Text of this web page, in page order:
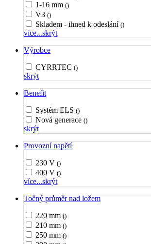
1-16 mm ()
V3 ()
Skladem - ihned k odeslání ()
více...skrýt
Výrobce
CYRRTEC ()
skrýt
Benefit
Systém ELS ()
Nová generace ()
skrýt
Provozní napětí
230 V ()
400 V ()
více...skrýt
Točný průměr nad ložem
220 mm ()
210 mm ()
250 mm ()